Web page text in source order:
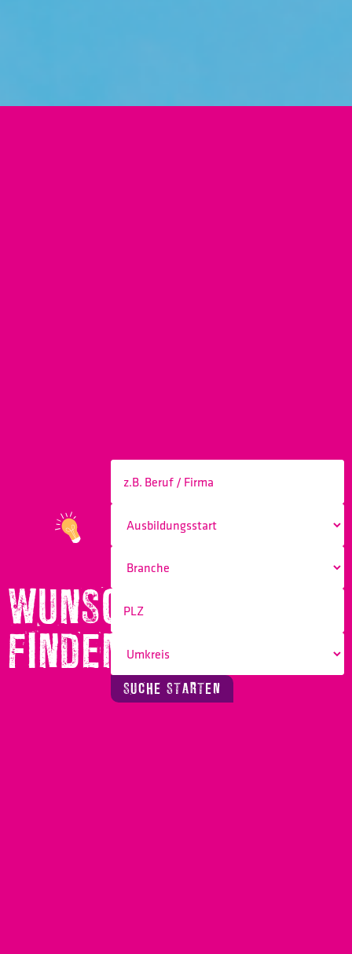
WUNSCHBERUF
FINDEN!
SUCHE STARTEN